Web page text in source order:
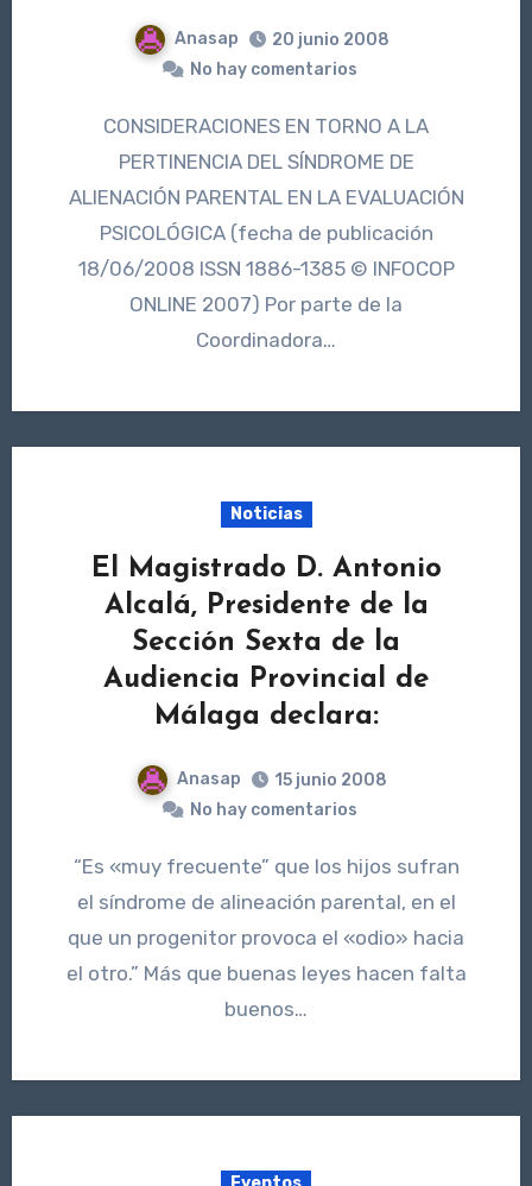
Anasap
20 junio 2008
No hay comentarios
CONSIDERACIONES EN TORNO A LA
PERTINENCIA DEL SÍNDROME DE
ALIENACIÓN PARENTAL EN LA EVALUACIÓN
PSICOLÓGICA (fecha de publicación
18/06/2008 ISSN 1886-1385 © INFOCOP
ONLINE 2007) Por parte de la
Coordinadora…
Noticias
El Magistrado D. Antonio
Alcalá, Presidente de la
Sección Sexta de la
Audiencia Provincial de
Málaga declara:
Anasap
15 junio 2008
No hay comentarios
“Es «muy frecuente” que los hijos sufran
el síndrome de alineación parental, en el
que un progenitor provoca el «odio» hacia
el otro.” Más que buenas leyes hacen falta
buenos…